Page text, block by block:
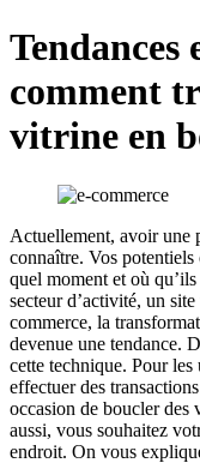
Tendances
comment
vitrine en
Actuellement, avoir une
connaître. Vos
quel moment et où
secteur d’activité, un
commerce, la
devenue une tendance.
cette technique. Pour les
effectuer des
occasion de boucler des
aussi, vous souhaitez
endroit. On vous